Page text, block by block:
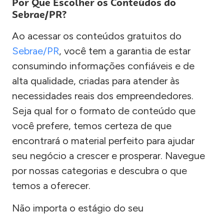
Sebrae/PR?
Ao acessar os conteúdos gratuitos do
Sebrae/PR, você tem a garantia de estar
consumindo informações confiáveis e de
alta qualidade, criadas para atender às
necessidades reais dos empreendedores.
Seja qual for o formato de conteúdo que
você prefere, temos certeza de que
encontrará o material perfeito para ajudar
seu negócio a crescer e prosperar. Navegue
por nossas categorias e descubra o que
temos a oferecer.
Não importa o estágio do seu